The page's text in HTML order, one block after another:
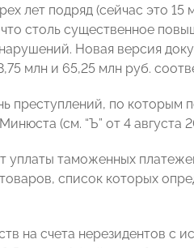
лет подряд (сейчас это 15
столь существенное
Новая версия
млн и 65,25 млн руб.
преступлений, по
(см. “Ъ” от 4 августа
уплаты таможенных
список которых
на счета нерезидентов с